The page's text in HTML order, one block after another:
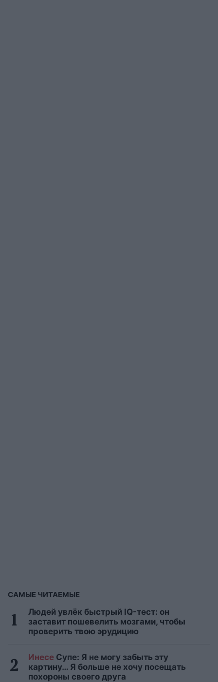
САМЫЕ ЧИТАЕМЫЕ
Людей увлёк быстрый IQ-тест: он
заставит пошевелить мозгами, чтобы
проверить твою эрудицию
Инесе Супе: Я не могу забыть эту
картину… Я больше не хочу посещать
похороны своего друга